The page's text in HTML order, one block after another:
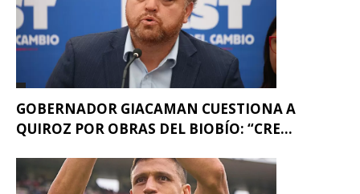
GOBERNADOR GIACAMAN CUESTIONA A
QUIROZ POR OBRAS DEL BIOBÍO: “CRE...